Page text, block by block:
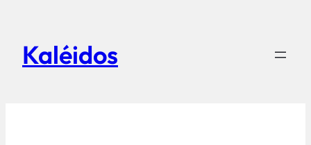
contenu
Kaléidos